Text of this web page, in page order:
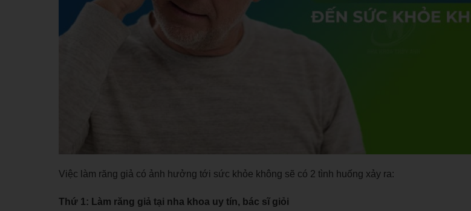
Việc làm răng giả có ảnh hưởng tới sức khỏe không sẽ có 2 tình huống xảy ra:
Thứ 1: Làm răng giả tại nha khoa uy tín, bác sĩ giỏi